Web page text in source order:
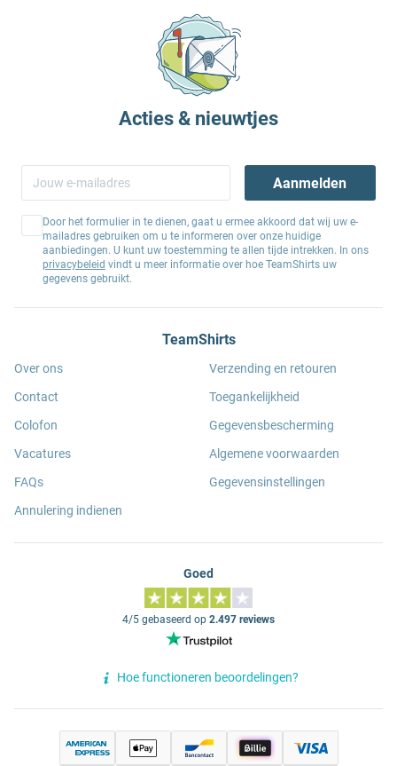
Acties & nieuwtjes
Aanmelden
Door het formulier in te dienen, gaat u ermee akkoord dat wij uw e-
mailadres gebruiken om u te informeren over onze huidige
aanbiedingen. U kunt uw toestemming te allen tijde intrekken. In ons
privacybeleid vindt u meer informatie over hoe TeamShirts uw
gegevens gebruikt.
TeamShirts
Over ons
Contact
Colofon
Vacatures
FAQs
Annulering indienen
Verzending en retouren
Toegankelijkheid
Gegevensbescherming
Algemene voorwaarden
Gegevensinstellingen
Goed
4/5 gebaseerd op 2.497 reviews
Hoe functioneren beoordelingen?